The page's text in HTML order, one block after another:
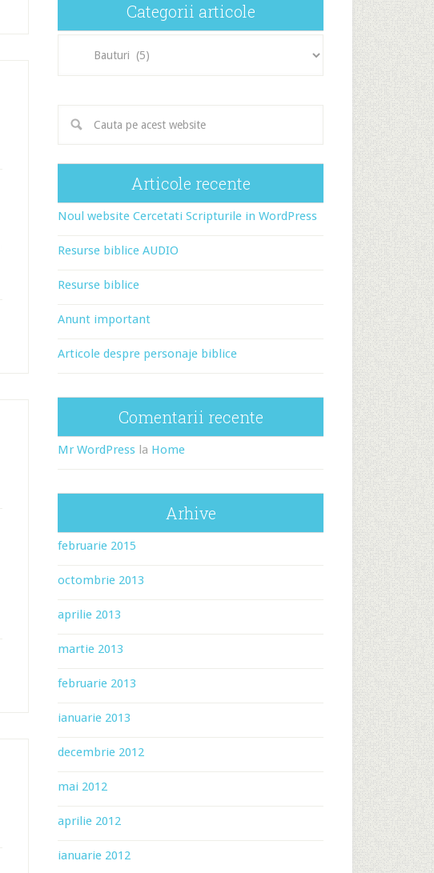
Categorii articole
articole
Articole recente
Noul website Cercetati Scripturile in WordPress
Resurse biblice AUDIO
Resurse biblice
Anunt important
Articole despre personaje biblice
Comentarii recente
Mr WordPress la Home
Arhive
februarie 2015
octombrie 2013
aprilie 2013
martie 2013
februarie 2013
ianuarie 2013
decembrie 2012
mai 2012
aprilie 2012
ianuarie 2012